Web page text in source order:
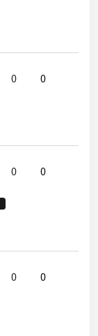
0 0
0 0
0 0